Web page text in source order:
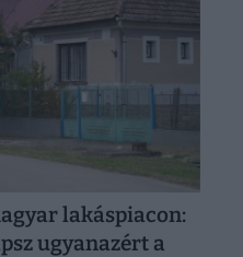
lakáspiacon:
ugyanazért a